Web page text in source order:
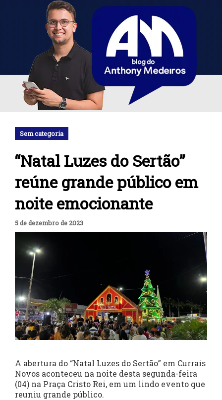
Sem categoria
“Natal Luzes do Sertão”
reúne grande público em
noite emocionante
5 de dezembro de 2023
A abertura do “Natal Luzes do Sertão” em Currais
Novos aconteceu na noite desta segunda-feira
(04) na Praça Cristo Rei, em um lindo evento que
reuniu grande público.